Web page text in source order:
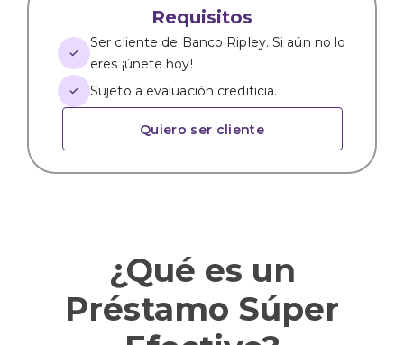
Requisitos
Ser cliente de Banco Ripley. Si aún no lo
eres ¡únete hoy!
Sujeto a evaluación crediticia.
Quiero ser cliente
¿Qué es un
Préstamo Súper